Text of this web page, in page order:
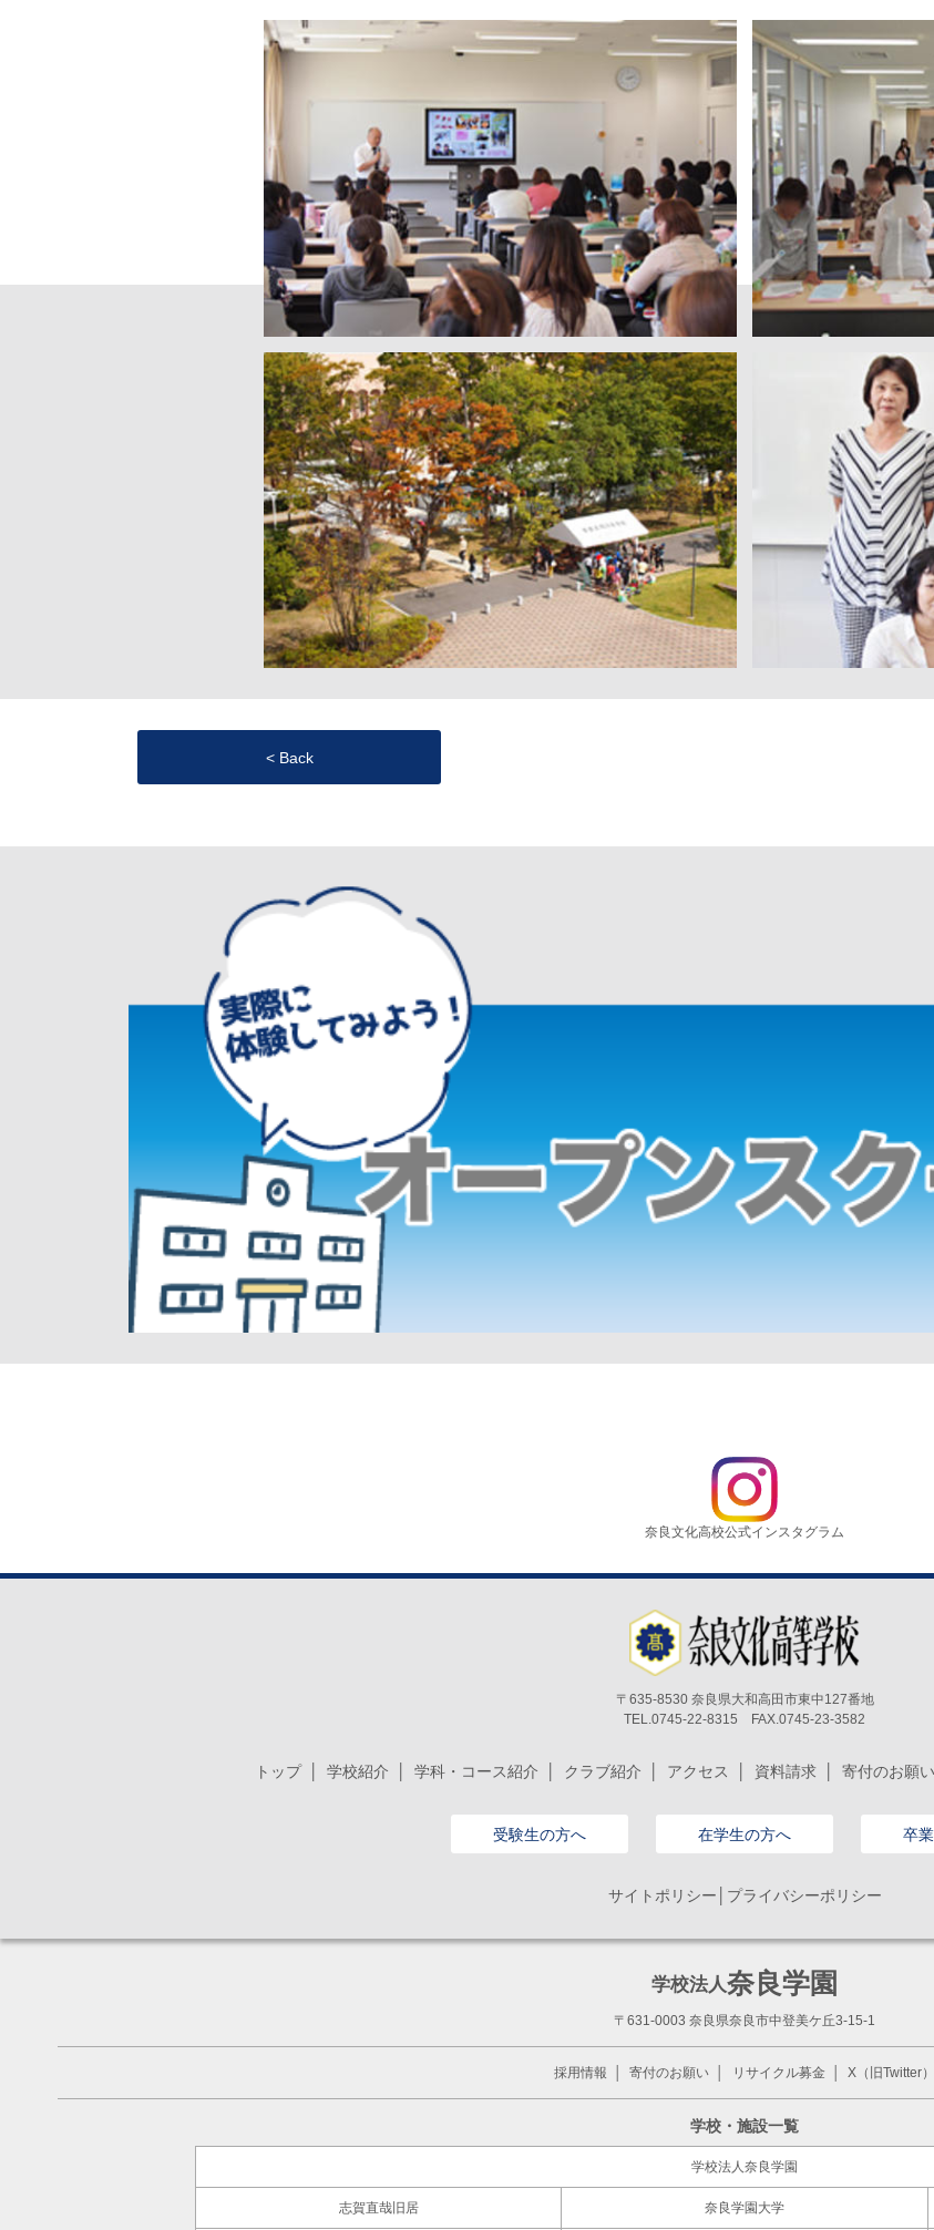
< Back
奈良文化高校公式インスタグラム
〒635-8530 奈良県大和高田市東中127番地
TEL.0745-22-8315 FAX.0745-23-3582
トップ 学校紹介 学科・コース紹介 クラブ紹介 アクセス 資料請求 寄付のお願い
受験生の方へ 在学生の方へ 卒
サイトポリシー│プライバシーポリシー
学校法人奈良学園
〒631-0003 奈良県奈良市中登美ケ丘3-15-1
採用情報 寄付のお願い リサイクル募金 X（旧Twitter）
学校・施設一覧
学校法人奈良学園
志賀直哉旧居 奈良学園大学